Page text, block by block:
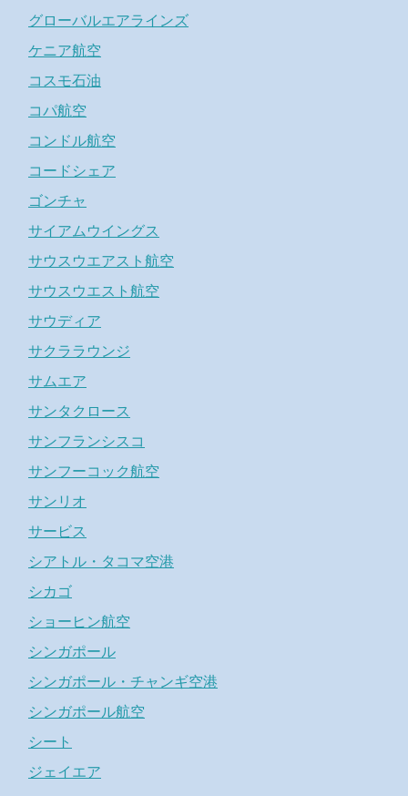
グローバルエアラインズ
ケニア航空
コスモ石油
コパ航空
コンドル航空
コードシェア
ゴンチャ
サイアムウイングス
サウスウエアスト航空
サウスウエスト航空
サウディア
サクララウンジ
サムエア
サンタクロース
サンフランシスコ
サンフーコック航空
サンリオ
サービス
シアトル・タコマ空港
シカゴ
ショーヒン航空
シンガポール
シンガポール・チャンギ空港
シンガポール航空
シート
ジェイエア